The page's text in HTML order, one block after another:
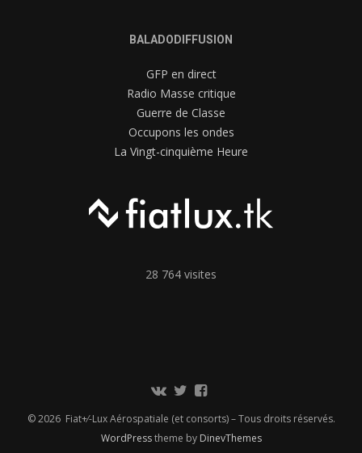
BALADODIFFUSION
GFP en direct
Radio Masse critique
Guerre de Classe
Occupons les ondes
La Vingt-cinquième Heure
28 764 visites
Communauté
TwitterPage
© 2026 Fiat+⁄-Lux Aérospatiale (et consorts) – Tous droits réservés.
WordPresstheme by DinevThemes